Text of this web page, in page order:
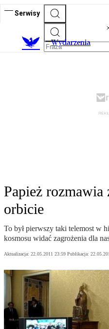
Serwisy
Wydarzenia
Papież rozmawia
orbicie
To był pierwszy taki telemost w
kosmosu widać zagrożenia dla
Aktualizacja: 22.05.2011 23:59 Publikacja: